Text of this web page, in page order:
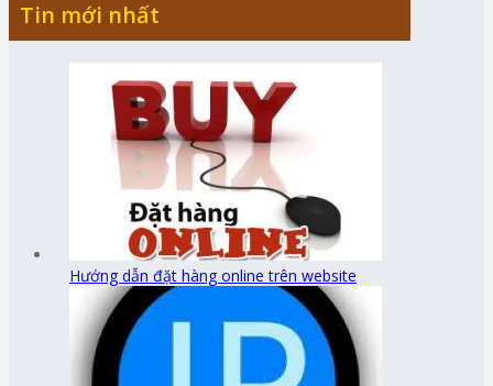
Tin mới nhất
Hướng dẫn đặt hàng online trên website